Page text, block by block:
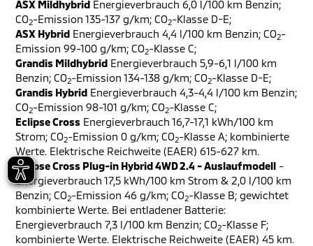
ASX Mildhybrid Energieverbrauch 6,0 l/100 km Benzin;
CO2-Emission 135-137 g/km; CO2-Klasse D-E;
ASX Hybrid Energieverbrauch 4,4 l/100 km Benzin; CO2-
Emission 99-100 g/km; CO2-Klasse C;
Grandis Mildhybrid Energieverbrauch 5,9-6,1 l/100 km
Benzin; CO2-Emission 134-138 g/km; CO2-Klasse D-E;
Grandis Hybrid Energieverbrauch 4,3-4,4 l/100 km Benzin;
CO2-Emission 98-101 g/km; CO2-Klasse C;
Eclipse Cross Energieverbrauch 16,7-17,1 kWh/100 km
Strom; CO2-Emission 0 g/km; CO2-Klasse A; kombinierte
Werte. Elektrische Reichweite (EAER) 615-627 km.
Eclipse Cross Plug-in Hybrid 4WD 2.4 - Auslaufmodell -
Energieverbrauch 17,5 kWh/100 km Strom & 2,0 l/100 km
Benzin; CO2-Emission 46 g/km; CO2-Klasse B; gewichtet
kombinierte Werte. Bei entladener Batterie:
Energieverbrauch 7,3 l/100 km Benzin; CO2-Klasse F;
kombinierte Werte. Elektrische Reichweite (EAER) 45 km.